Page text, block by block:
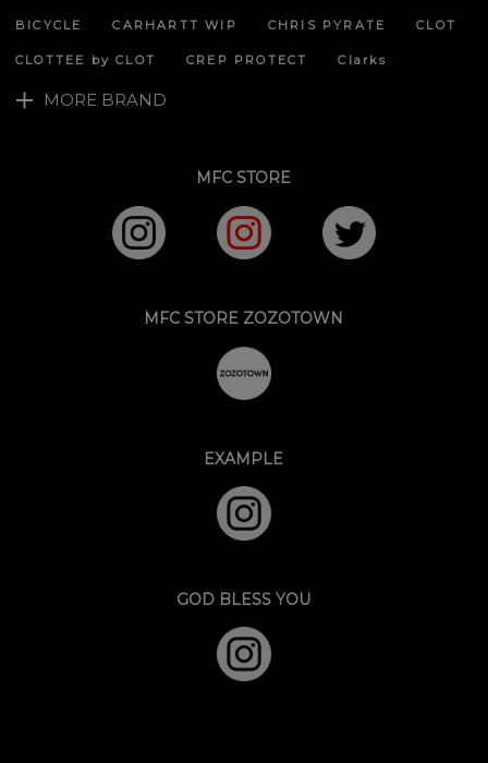
BICYCLE CARHARTT WIP CHRIS PYRATE CLOT
CLOTTEE by CLOT CREP PROTECT Clarks
MORE BRAND
MFC STORE
MFC STORE ZOZOTOWN
EXAMPLE
GOD BLESS YOU